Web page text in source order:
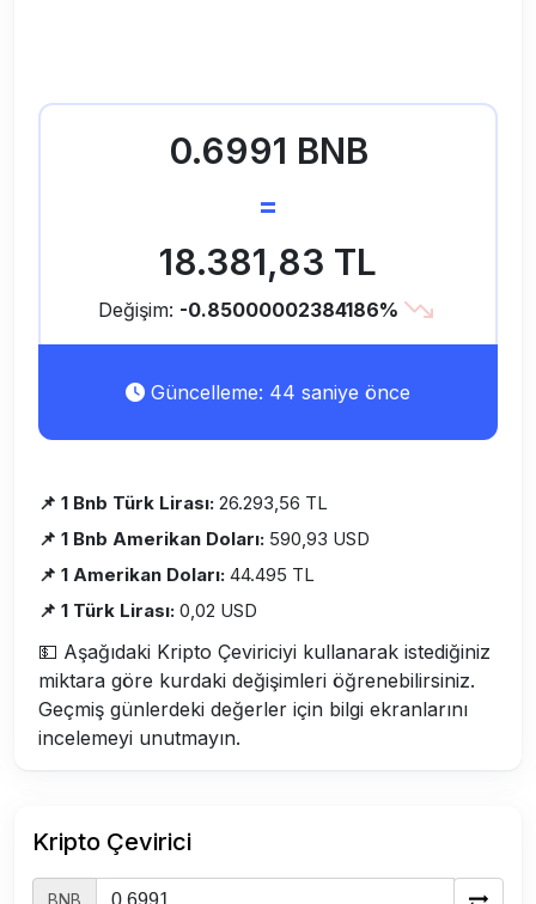
0.6991 BNB
=
18.381,83 TL
Değişim: -0.85000002384186%
Güncelleme: 44 saniye önce
📌 1 Bnb Türk Lirası: 26.293,56 TL
📌 1 Bnb Amerikan Doları: 590,93 USD
📌 1 Amerikan Doları: 44.495 TL
📌 1 Türk Lirası: 0,02 USD
💵 Aşağıdaki Kripto Çeviriciyi kullanarak istediğiniz
miktara göre kurdaki değişimleri öğrenebilirsiniz.
Geçmiş günlerdeki değerler için bilgi ekranlarını
incelemeyi unutmayın.
Kripto Çevirici
BNB